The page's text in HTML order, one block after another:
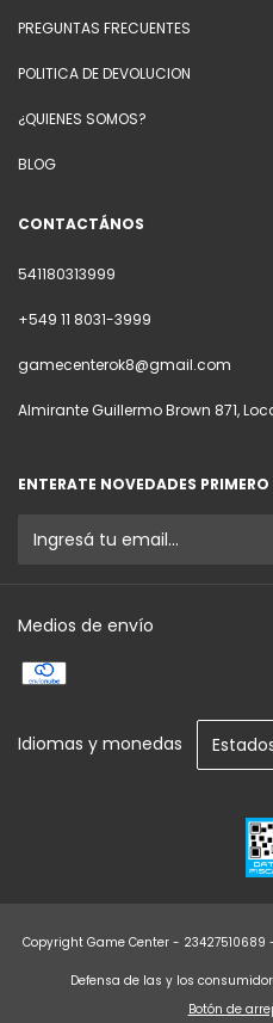
PREGUNTAS FRECUENTES
POLITICA DE DEVOLUCION
¿QUIENES SOMOS?
BLOG
CONTACTÁNOS
541180313999
+549 11 8031-3999
gamecenterok8@gmail.com
Almirante Guillermo Brown 871,
ENTERATE NOVEDADES
Medios de envío
Idiomas y monedas
Copyright Game Center -
Defensa de las y los
Botón de